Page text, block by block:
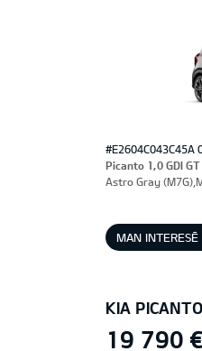
#E2604C043C45A
Picanto 1,0 GDI
Astro Gray
MAN INTERESĒ
KIA PICANTO
19 790